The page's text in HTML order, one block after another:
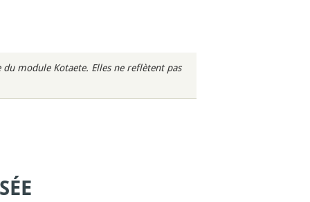
module Kotaete. Elles ne reflètent pas